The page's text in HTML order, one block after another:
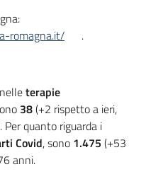
romagna.it/
.
terapie
38(+2 rispetto a ieri,
Per quanto riguarda i
Covid, sono 1.475 (+53
anni.